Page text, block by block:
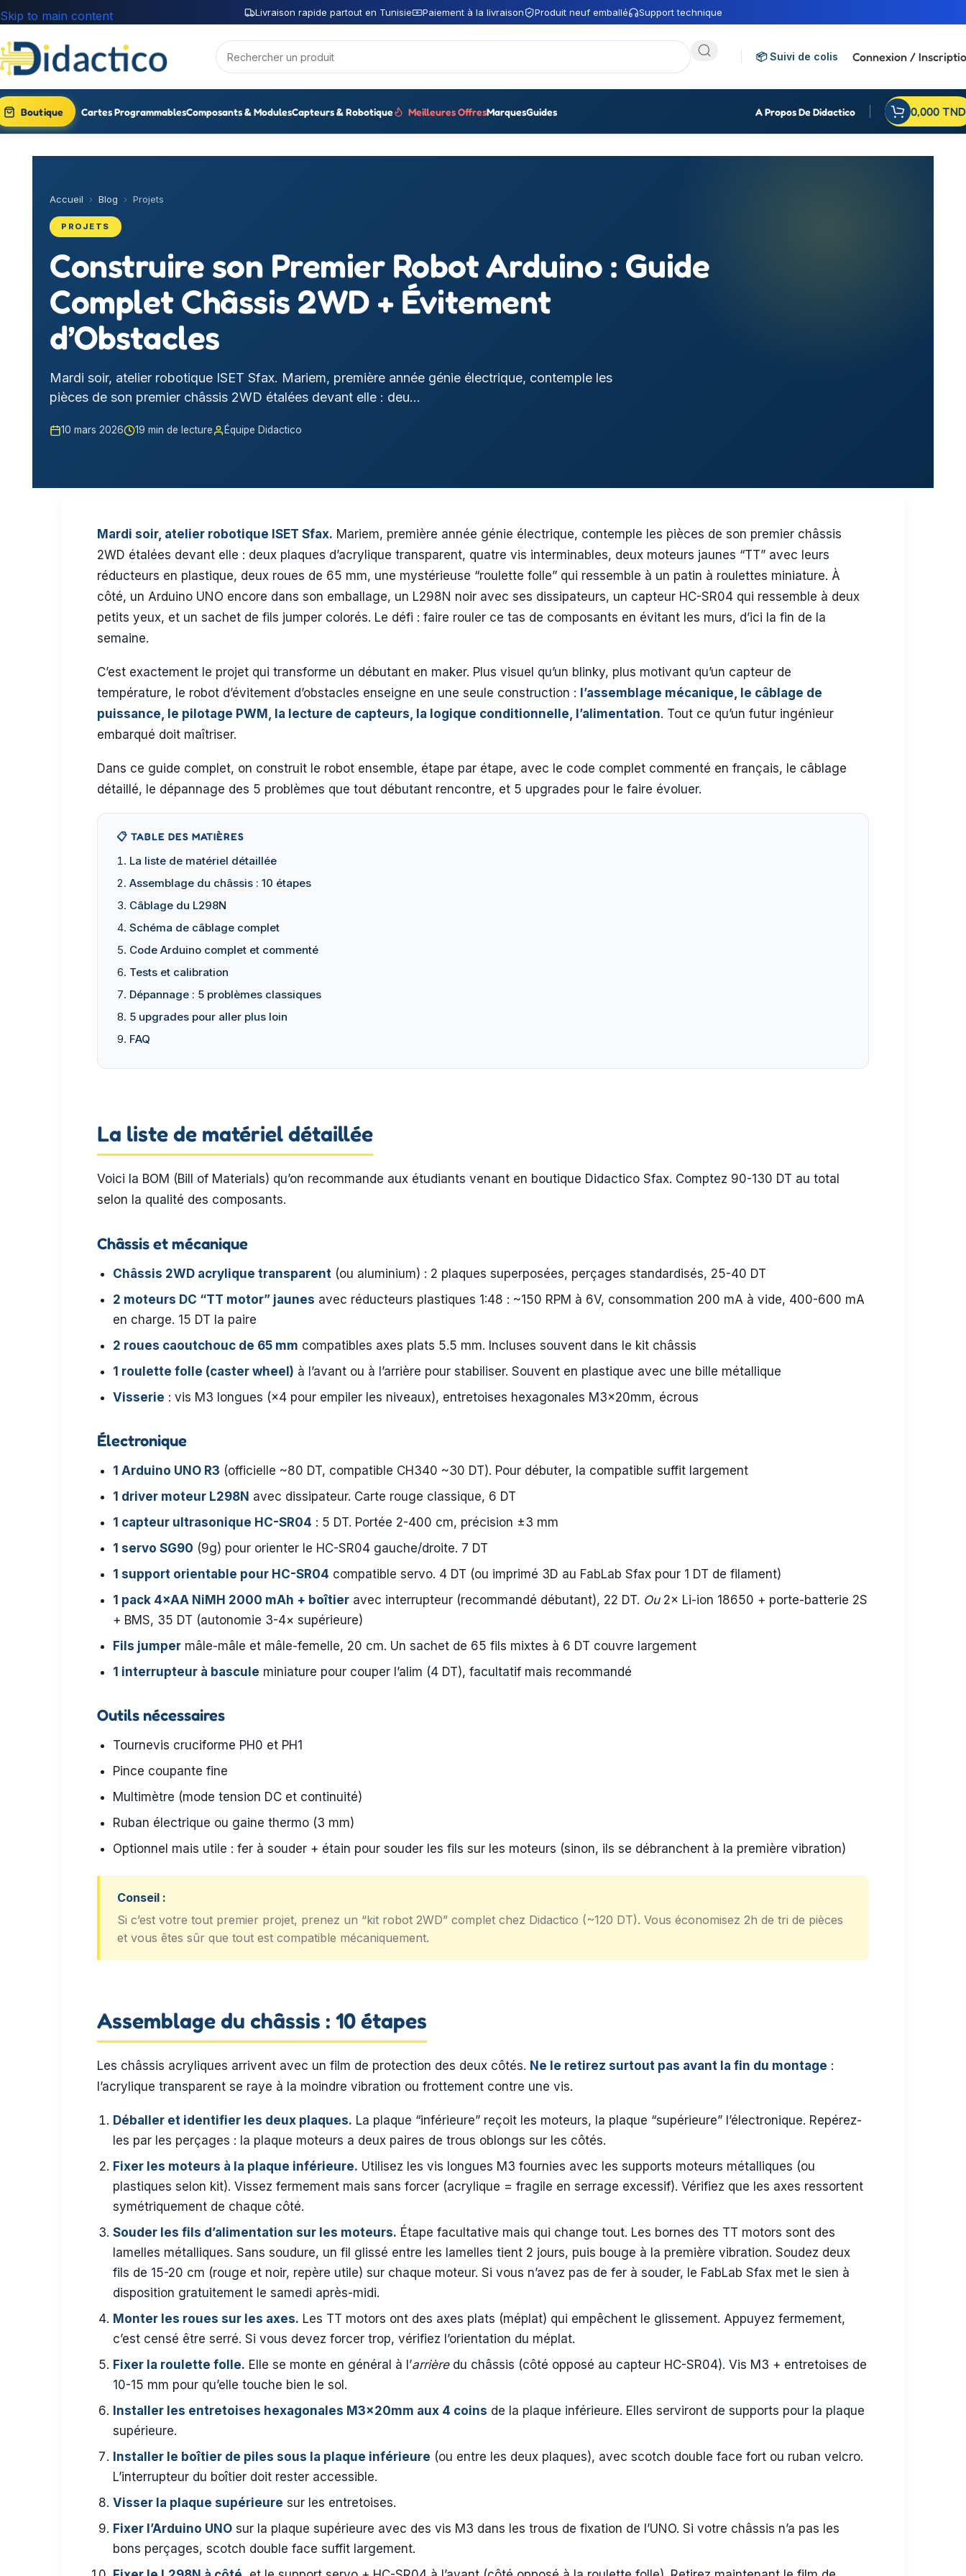
Livraison rapide partout en Tunisie Paiement à la livraison Produit neuf emballé Support technique
Skip to main content
📦 Suivi de colis Connexion /
Boutique Cartes ProgrammablesComposants & ModulesCapteurs & Robotique Meilleures OffresMarquesGuides A Propos De Didactico 0,000 TND
Accueil › Blog › Projets
PROJETS
Construire son Premier Robot Arduino : Guide
Complet Châssis 2WD + Évitement
d’Obstacles
Mardi soir, atelier robotique ISET Sfax. Mariem, première année génie électrique, contemple les
pièces de son premier châssis 2WD étalées devant elle : deu...
10 mars 2026 19 min de lecture Équipe Didactico
Mardi soir, atelier robotique ISET Sfax. Mariem, première année génie électrique, contemple les pièces de son premier châssis
2WD étalées devant elle : deux plaques d’acrylique transparent, quatre vis interminables, deux moteurs jaunes “TT” avec leurs
réducteurs en plastique, deux roues de 65 mm, une mystérieuse “roulette folle” qui ressemble à un patin à roulettes miniature. À
côté, un Arduino UNO encore dans son emballage, un L298N noir avec ses dissipateurs, un capteur HC-SR04 qui ressemble à deux
petits yeux, et un sachet de fils jumper colorés. Le défi : faire rouler ce tas de composants en évitant les murs, d’ici la fin de la
semaine.
C’est exactement le projet qui transforme un débutant en maker. Plus visuel qu’un blinky, plus motivant qu’un capteur de
température, le robot d’évitement d’obstacles enseigne en une seule construction : l’assemblage mécanique, le câblage de
puissance, le pilotage PWM, la lecture de capteurs, la logique conditionnelle, l’alimentation. Tout ce qu’un futur ingénieur
embarqué doit maîtriser.
Dans ce guide complet, on construit le robot ensemble, étape par étape, avec le code complet commenté en français, le câblage
détaillé, le dépannage des 5 problèmes que tout débutant rencontre, et 5 upgrades pour le faire évoluer.
📋 TABLE DES MATIÈRES
La liste de matériel détaillée
Assemblage du châssis : 10 étapes
Câblage du L298N
Schéma de câblage complet
Code Arduino complet et commenté
Tests et calibration
Dépannage : 5 problèmes classiques
5 upgrades pour aller plus loin
FAQ
La liste de matériel détaillée
Voici la BOM (Bill of Materials) qu’on recommande aux étudiants venant en boutique Didactico Sfax. Comptez 90-130 DT au total
selon la qualité des composants.
Châssis et mécanique
Châssis 2WD acrylique transparent (ou aluminium) : 2 plaques superposées, perçages standardisés, 25-40 DT
2 moteurs DC “TT motor” jaunes avec réducteurs plastiques 1:48 : ~150 RPM à 6V, consommation 200 mA à vide, 400-600 mA
en charge. 15 DT la paire
2 roues caoutchouc de 65 mm compatibles axes plats 5.5 mm. Incluses souvent dans le kit châssis
1 roulette folle (caster wheel) à l’avant ou à l’arrière pour stabiliser. Souvent en plastique avec une bille métallique
Visserie : vis M3 longues (×4 pour empiler les niveaux), entretoises hexagonales M3×20mm, écrous
Électronique
1 Arduino UNO R3 (officielle ~80 DT, compatible CH340 ~30 DT). Pour débuter, la compatible suffit largement
1 driver moteur L298N avec dissipateur. Carte rouge classique, 6 DT
1 capteur ultrasonique HC-SR04 : 5 DT. Portée 2-400 cm, précision ±3 mm
1 servo SG90 (9g) pour orienter le HC-SR04 gauche/droite. 7 DT
1 support orientable pour HC-SR04 compatible servo. 4 DT (ou imprimé 3D au FabLab Sfax pour 1 DT de filament)
1 pack 4×AA NiMH 2000 mAh + boîtier avec interrupteur (recommandé débutant), 22 DT. Ou2× Li-ion 18650 + porte-batterie 2S
+ BMS, 35 DT (autonomie 3-4× supérieure)
Fils jumper mâle-mâle et mâle-femelle, 20 cm. Un sachet de 65 fils mixtes à 6 DT couvre largement
1 interrupteur à bascule miniature pour couper l’alim (4 DT), facultatif mais recommandé
Outils nécessaires
Tournevis cruciforme PH0 et PH1
Pince coupante fine
Multimètre (mode tension DC et continuité)
Ruban électrique ou gaine thermo (3 mm)
Optionnel mais utile : fer à souder + étain pour souder les fils sur les moteurs (sinon, ils se débranchent à la première vibration)
Conseil :
Si c’est votre tout premier projet, prenez un “kit robot 2WD” complet chez Didactico (~120 DT). Vous économisez 2h de tri de pièces
et vous êtes sûr que tout est compatible mécaniquement.
Assemblage du châssis : 10 étapes
Les châssis acryliques arrivent avec un film de protection des deux côtés. Ne le retirez surtout pas avant la fin du montage :
l’acrylique transparent se raye à la moindre vibration ou frottement contre une vis.
Déballer et identifier les deux plaques. La plaque “inférieure” reçoit les moteurs, la plaque “supérieure” l’électronique. Repérez-
les par les perçages : la plaque moteurs a deux paires de trous oblongs sur les côtés.
Fixer les moteurs à la plaque inférieure. Utilisez les vis longues M3 fournies avec les supports moteurs métalliques (ou
plastiques selon kit). Vissez fermement mais sans forcer (acrylique = fragile en serrage excessif). Vérifiez que les axes ressortent
symétriquement de chaque côté.
Souder les fils d’alimentation sur les moteurs. Étape facultative mais qui change tout. Les bornes des TT motors sont des
lamelles métalliques. Sans soudure, un fil glissé entre les lamelles tient 2 jours, puis bouge à la première vibration. Soudez deux
fils de 15-20 cm (rouge et noir, repère utile) sur chaque moteur. Si vous n’avez pas de fer à souder, le FabLab Sfax met le sien à
disposition gratuitement le samedi après-midi.
Monter les roues sur les axes. Les TT motors ont des axes plats (méplat) qui empêchent le glissement. Appuyez fermement,
c’est censé être serré. Si vous devez forcer trop, vérifiez l’orientation du méplat.
Fixer la roulette folle. Elle se monte en général à l’arrièredu châssis (côté opposé au capteur HC-SR04). Vis M3 + entretoises de
10-15 mm pour qu’elle touche bien le sol.
Installer les entretoises hexagonales M3×20mm aux 4 coins de la plaque inférieure. Elles serviront de supports pour la plaque
supérieure.
Installer le boîtier de piles sous la plaque inférieure (ou entre les deux plaques), avec scotch double face fort ou ruban velcro.
L’interrupteur du boîtier doit rester accessible.
Visser la plaque supérieure sur les entretoises.
Fixer l’Arduino UNO sur la plaque supérieure avec des vis M3 dans les trous de fixation de l’UNO. Si votre châssis n’a pas les
bons perçages, scotch double face suffit largement.